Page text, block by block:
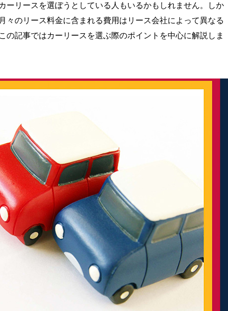
ーリースを選ぼうとしている人もいるかもしれません。しか
々のリース料金に含まれる費用はリース会社によって異なる
記事ではカーリースを選ぶ際のポイントを中心に解説しま